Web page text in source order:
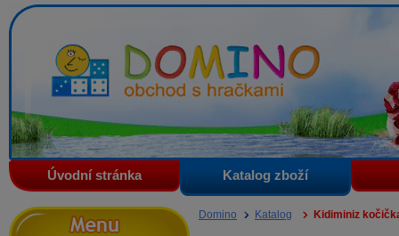
Domino - obchod s hračkami
Úvodní stránka Katalog zboží
Domino Katalog Kidiminiz
Menu